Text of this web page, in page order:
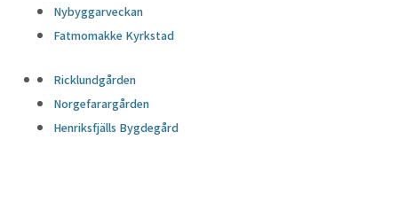
Nybyggarveckan
Fatmomakke Kyrkstad
Ricklundgården
Norgefarargården
Henriksfjälls Bygdegård